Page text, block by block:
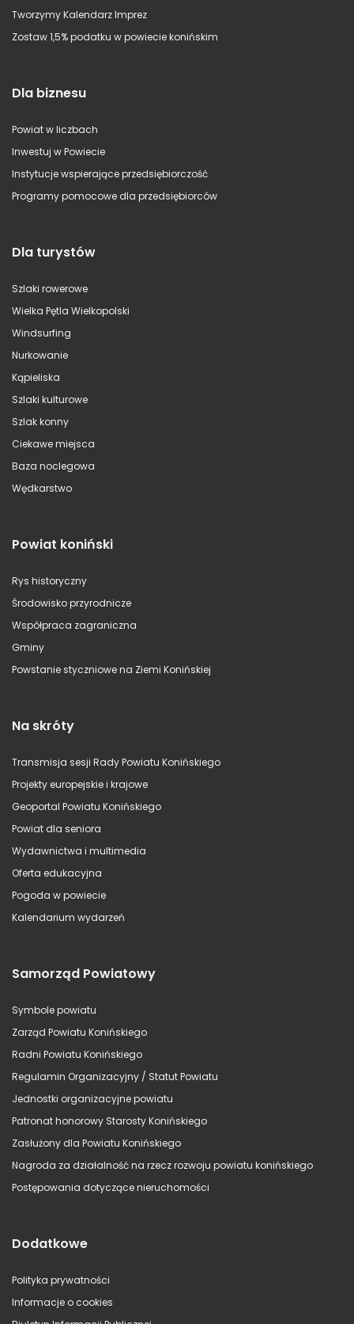
Tworzymy Kalendarz Imprez
Zostaw 1,5% podatku w powiecie konińskim
Dla biznesu
Powiat w liczbach
Inwestuj w Powiecie
Instytucje wspierające przedsiębiorczość
Programy pomocowe dla przedsiębiorców
Dla turystów
Szlaki rowerowe
Wielka Pętla Wielkopolski
Windsurfing
Nurkowanie
Kąpieliska
Szlaki kulturowe
Szlak konny
Ciekawe miejsca
Baza noclegowa
Wędkarstwo
Powiat koniński
Rys historyczny
Środowisko przyrodnicze
Współpraca zagraniczna
Gminy
Powstanie styczniowe na Ziemi Konińskiej
Na skróty
Transmisja sesji Rady Powiatu Konińskiego
Projekty europejskie i krajowe
Geoportal Powiatu Konińskiego
Powiat dla seniora
Wydawnictwa i multimedia
Oferta edukacyjna
Pogoda w powiecie
Kalendarium wydarzeń
Samorząd Powiatowy
Symbole powiatu
Zarząd Powiatu Konińskiego
Radni Powiatu Konińskiego
Regulamin Organizacyjny / Statut Powiatu
Jednostki organizacyjne powiatu
Patronat honorowy Starosty Konińskiego
Zasłużony dla Powiatu Konińskiego
Nagroda za działalność na rzecz rozwoju powiatu konińskiego
Postępowania dotyczące nieruchomości
Dodatkowe
Polityka prywatności
Informacje o cookies